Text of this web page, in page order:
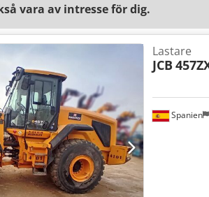
vara av intresse för dig.
Spanien
Lastare
JCB